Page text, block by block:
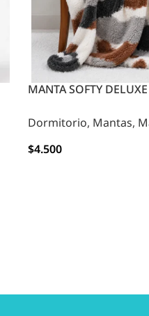
MANTA SOFTY
Dormitorio, Mantas,
$4.500